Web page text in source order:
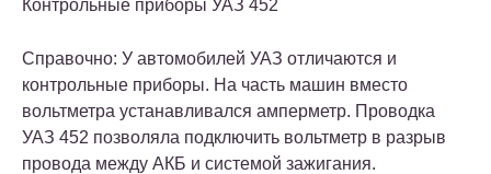
Контрольные приборы УАЗ 452
Справочно: У автомобилей УАЗ отличаются и
контрольные приборы. На часть машин вместо
вольтметра устанавливался амперметр. Проводка
УАЗ 452 позволяла подключить вольтметр в разрыв
провода между АКБ и системой зажигания.